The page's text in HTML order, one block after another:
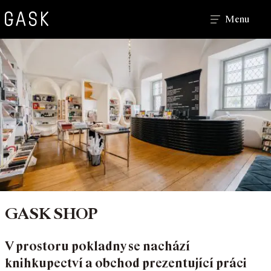
Hledat
Menu
GASK SHOP
V prostoru pokladny se nachází
knihkupectví a obchod prezentující práci